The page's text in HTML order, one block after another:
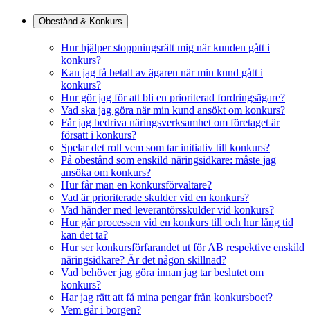
Obestånd & Konkurs
Hur hjälper stoppningsrätt mig när kunden gått i
konkurs?
Kan jag få betalt av ägaren när min kund gått i
konkurs?
Hur gör jag för att bli en prioriterad fordringsägare?
Vad ska jag göra när min kund ansökt om konkurs?
Får jag bedriva näringsverksamhet om företaget är
försatt i konkurs?
Spelar det roll vem som tar initiativ till konkurs?
På obestånd som enskild näringsidkare: måste jag
ansöka om konkurs?
Hur får man en konkursförvaltare?
Vad är prioriterade skulder vid en konkurs?
Vad händer med leverantörsskulder vid konkurs?
Hur går processen vid en konkurs till och hur lång tid
kan det ta?
Hur ser konkursförfarandet ut för AB respektive enskild
näringsidkare? Är det någon skillnad?
Vad behöver jag göra innan jag tar beslutet om
konkurs?
Har jag rätt att få mina pengar från konkursboet?
Vem går i borgen?